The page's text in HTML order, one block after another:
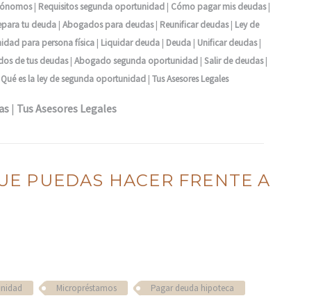
| Requisitos segunda oportunidad| Cómo pagar mis deudas|
tu deuda | Abogados para deudas| Reunificar deudas| Ley de
para persona física | Liquidar deuda | Deuda | Unificar deudas|
de tus deudas| Abogado segunda oportunidad | Salir de deudas|
Qué es la ley de segunda oportunidad | Tus Asesores Legales
| Tus Asesores Legales
PUEDAS HACER FRENTE A
Micropréstamos
Pagar deuda hipoteca